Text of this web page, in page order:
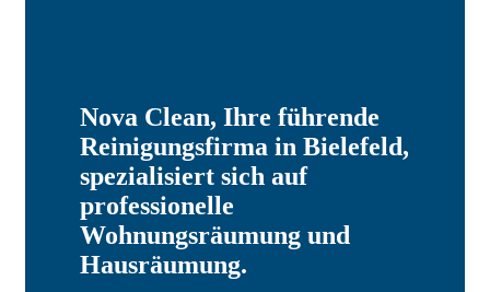
Nova Clean, Ihre führende
Reinigungsfirma in Bielefeld,
spezialisiert sich auf
professionelle
Wohnungsräumung und
Hausräumung.